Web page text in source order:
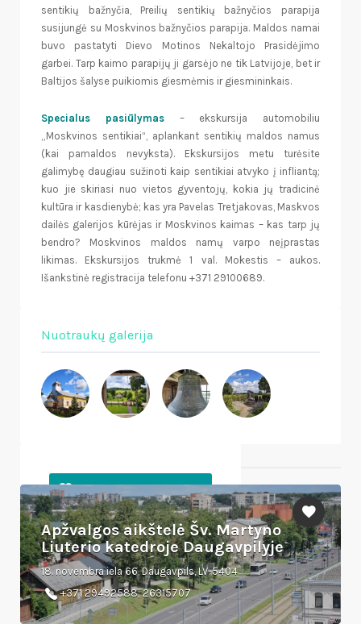
sentikių bažnyčia, Preilių sentikių bažnyčios parapija
susijungė su Moskvinos bažnyčios parapija. Maldos namai
buvo pastatyti Dievo Motinos Nekaltojo Prasidėjimo
garbei. Tarp kaimo parapijų ji garsėjo ne tik Latvijoje, bet ir
Baltijos šalyse puikiomis giesmėmis ir giesmininkais.
Specialus pasiūlymas– ekskursija automobiliu
„Moskvinos sentikiai“, aplankant sentikių maldos namus
(kai pamaldos nevyksta). Ekskursijos metu turėsite
galimybę daugiau sužinoti kaip sentikiai atvyko į infliantą;
kuo jie skiriasi nuo vietos gyventojų, kokia jų tradicinė
kultūra ir kasdienybė; kas yra Pavelas Tretjakovas, Maskvos
dailės galerijos kūrėjas ir Moskvinos kaimas – kas tarp jų
bendro? Moskvinos maldos namų varpo neįprastas
likimas. Ekskursijos trukmė 1 val. Mokestis – aukos.
Išankstinė registracija telefonu +371 29100689.
Nuotraukų galerija
Apžvalgos aikštelė Šv. Martyno
Liuterio katedroje Daugavpilyje
18. novembra iela 66, Daugavpils, LV-5404
+371 29492588; 26315707